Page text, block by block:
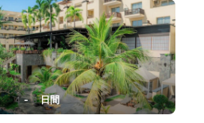
4-8日間